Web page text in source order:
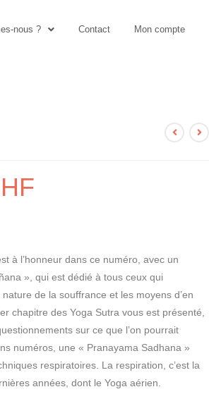
nous ? Contact Mon compte
à l’honneur dans ce numéro, avec un
», qui est dédié à tous ceux qui
de la souffrance et les moyens d’en
chapitre des Yoga Sutra vous est présenté,
sur ce que l’on pourrait
numéros, une « Pranayama Sadhana »
respiratoires. La respiration, c’est la
années, dont le Yoga aérien.